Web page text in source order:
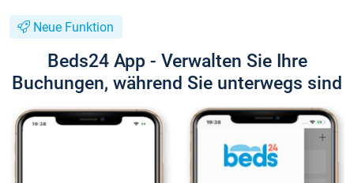
Neue Funktion
Beds24 App - Verwalten Sie Ihre
Buchungen, während Sie unterwegs sind